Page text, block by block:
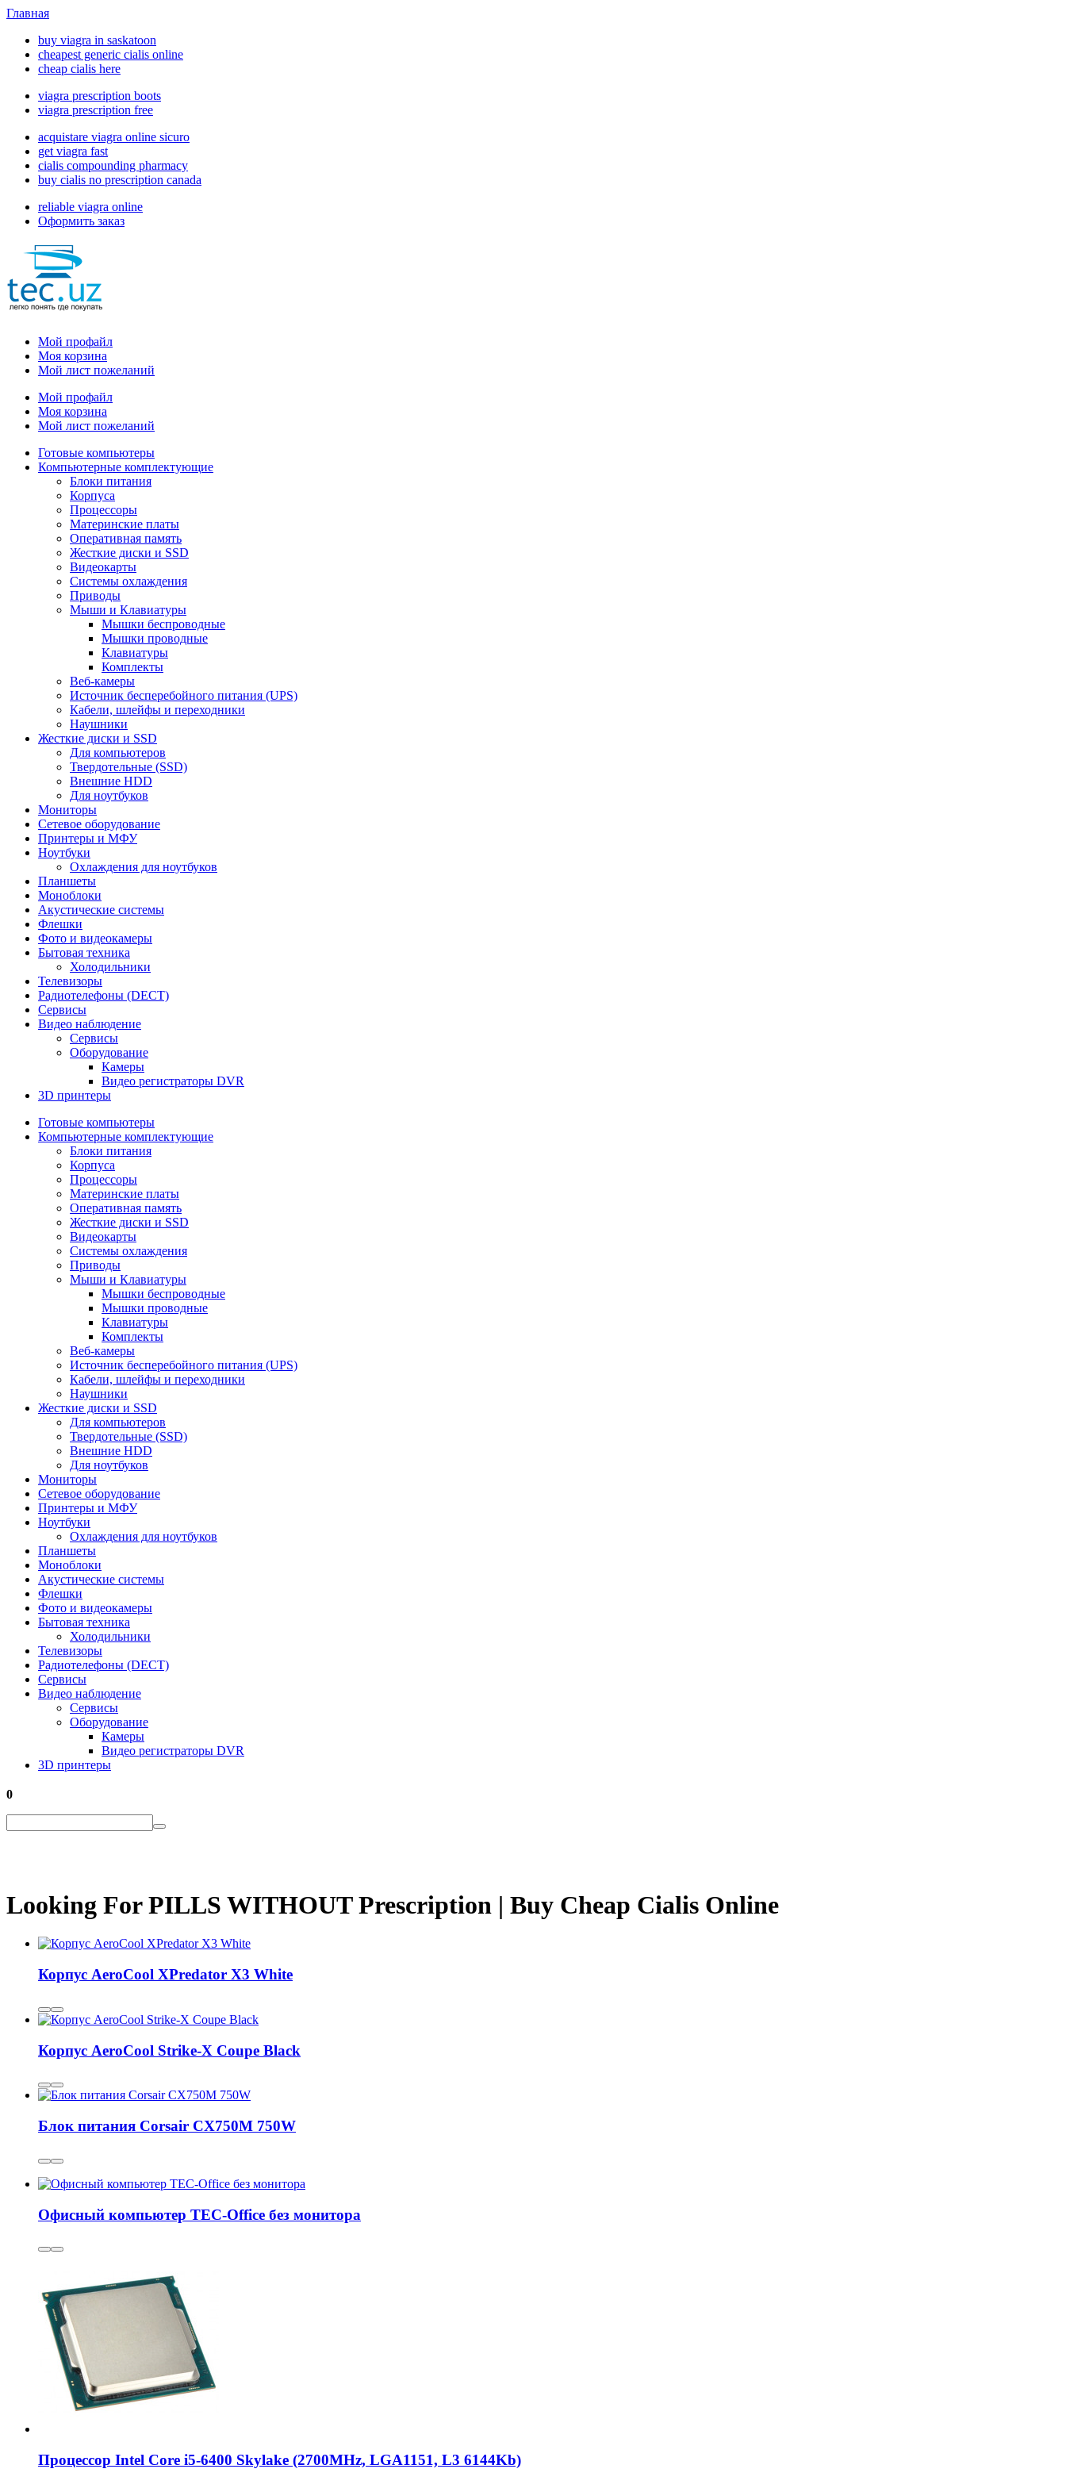
Главная
buy viagra in saskatoon
cheapest generic cialis online
cheap cialis here
viagra prescription boots
viagra prescription free
acquistare viagra online sicuro
get viagra fast
cialis compounding pharmacy
buy cialis no prescription canada
reliable viagra online
Оформить заказ
Мой профайл
Моя корзина
Мой лист пожеланий
Мой профайл
Моя корзина
Мой лист пожеланий
Готовые компьютеры
Компьютерные комплектующие
Блоки питания
Корпуса
Процессоры
Материнские платы
Оперативная память
Жесткие диски и SSD
Видеокарты
Системы охлаждения
Приводы
Мыши и Клавиатуры
Мышки беспроводные
Мышки проводные
Клавиатуры
Комплекты
Веб-камеры
Источник бесперебойного питания (UPS)
Кабели, шлейфы и переходники
Наушники
Жесткие диски и SSD
Для компьютеров
Твердотельные (SSD)
Внешние HDD
Для ноутбуков
Мониторы
Сетевое оборудование
Принтеры и МФУ
Ноутбуки
Охлаждения для ноутбуков
Планшеты
Моноблоки
Акустические системы
Флешки
Фото и видеокамеры
Бытовая техника
Холодильники
Телевизоры
Радиотелефоны (DECT)
Сервисы
Видео наблюдение
Сервисы
Оборудование
Камеры
Видео регистраторы DVR
3D принтеры
Готовые компьютеры
Компьютерные комплектующие
Блоки питания
Корпуса
Процессоры
Материнские платы
Оперативная память
Жесткие диски и SSD
Видеокарты
Системы охлаждения
Приводы
Мыши и Клавиатуры
Мышки беспроводные
Мышки проводные
Клавиатуры
Комплекты
Веб-камеры
Источник бесперебойного питания (UPS)
Кабели, шлейфы и переходники
Наушники
Жесткие диски и SSD
Для компьютеров
Твердотельные (SSD)
Внешние HDD
Для ноутбуков
Мониторы
Сетевое оборудование
Принтеры и МФУ
Ноутбуки
Охлаждения для ноутбуков
Планшеты
Моноблоки
Акустические системы
Флешки
Фото и видеокамеры
Бытовая техника
Холодильники
Телевизоры
Радиотелефоны (DECT)
Сервисы
Видео наблюдение
Сервисы
Оборудование
Камеры
Видео регистраторы DVR
3D принтеры
0
Looking For PILLS WITHOUT Prescription | Buy Cheap Cialis Online
Корпус AeroCool XPredator X3 White
Корпус AeroCool Strike-X Coupe Black
Блок питания Corsair CX750M 750W
Офисный компьютер TEC-Office без монитора
Процессор Intel Core i5-6400 Skylake (2700MHz, LGA1151, L3 6144Kb)